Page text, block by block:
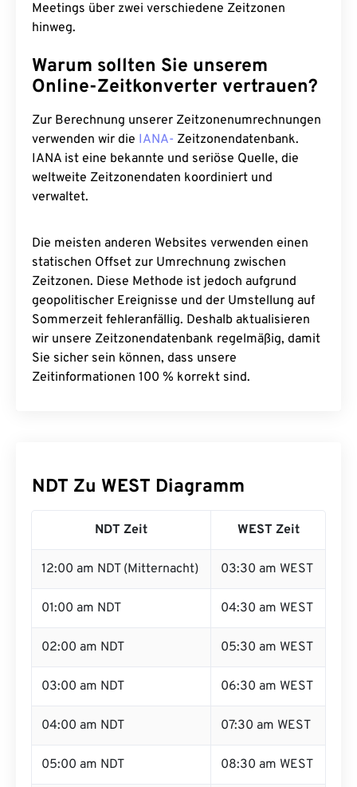
Meetings über zwei verschiedene Zeitzonen
hinweg.
Warum sollten Sie unserem
Online-Zeitkonverter vertrauen?
Zur Berechnung unserer Zeitzonenumrechnungen
verwenden wir die IANA- Zeitzonendatenbank.
IANA ist eine bekannte und seriöse Quelle, die
weltweite Zeitzonendaten koordiniert und
verwaltet.
Die meisten anderen Websites verwenden einen
statischen Offset zur Umrechnung zwischen
Zeitzonen. Diese Methode ist jedoch aufgrund
geopolitischer Ereignisse und der Umstellung auf
Sommerzeit fehleranfällig. Deshalb aktualisieren
wir unsere Zeitzonendatenbank regelmäßig, damit
Sie sicher sein können, dass unsere
Zeitinformationen 100 % korrekt sind.
NDT Zu WEST Diagramm
NDT Zeit WEST Zeit
12:00 am NDT (Mitternacht) 03:30 am WEST
01:00 am NDT 04:30 am WEST
02:00 am NDT 05:30 am WEST
03:00 am NDT 06:30 am WEST
04:00 am NDT 07:30 am WEST
05:00 am NDT 08:30 am WEST